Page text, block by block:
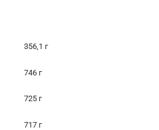
356,1 г
746 г
725 г
717 г